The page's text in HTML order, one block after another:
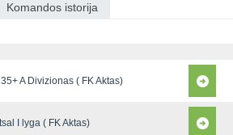
Komandos istorija
A Divizionas ( FK Aktas)
I lyga ( FK Aktas)